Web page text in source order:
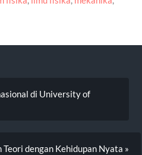
di University of
dengan Kehidupan Nyata »